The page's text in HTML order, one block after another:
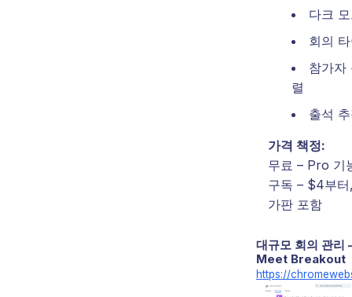
다크
회의
참가자
렬
출석
가격 책정:
무료 – Pro 기
구독 – $4부
가판 포함
대규모 회의 관
Meet Breakout
https://